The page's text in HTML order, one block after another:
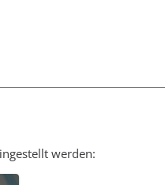
werden: